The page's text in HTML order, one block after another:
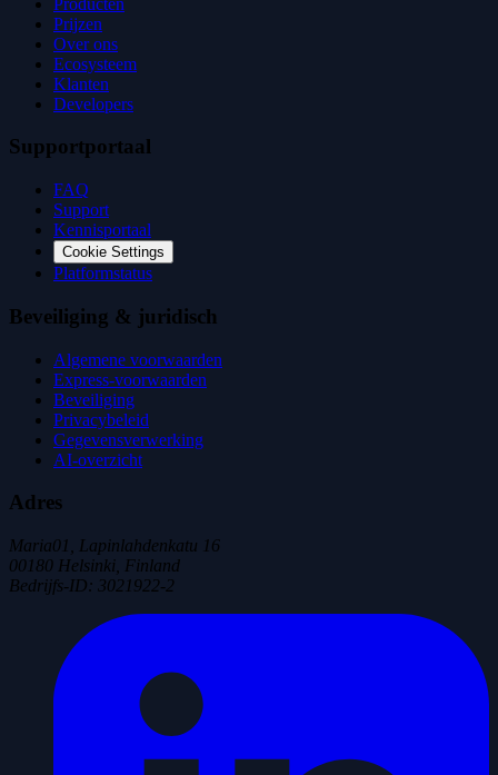
Prijzen
Over ons
Ecosysteem
Klanten
Developers
Supportportaal
FAQ
Support
Kennisportaal
Cookie Settings
Platformstatus
Beveiliging & juridisch
Algemene voorwaarden
Express-voorwaarden
Beveiliging
Privacybeleid
Gegevensverwerking
AI-overzicht
Adres
Maria01, Lapinlahdenkatu 16
00180 Helsinki, Finland
Bedrijfs-ID: 3021922-2